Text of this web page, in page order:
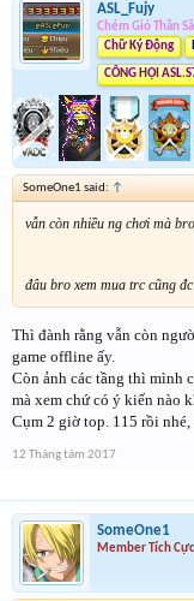
ASL_Fujy
Chém Gió Thần
Chữ Ký Động
CÔNG HỘI
SomeOne1 said: ↑
vẫn còn nhiều ng chơi mà
đâu bro xem mua trc cũng
Thì đành rằng vẫn còn
game offline ấy.
Còn ảnh các tầng thì mình
mà xem chứ có ý kiến nào
Cụm 2 giờ top. 115 rồi
12 Tháng tám 2017
SomeOne1
Member Tích Cực